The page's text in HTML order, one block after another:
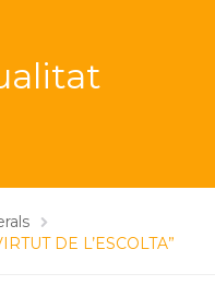
DE L’ESCOLTA”